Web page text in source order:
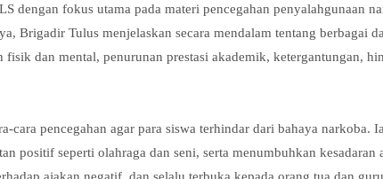
dengan fokus utama pada materi pencegahan penyalahgunaan
Brigadir Tulus menjelaskan secara mendalam tentang berbagai
dan mental, penurunan prestasi akademik, ketergantungan,
cara pencegahan agar para siswa terhindar dari bahaya narkoba. Ia
positif seperti olahraga dan seni, serta menumbuhkan kesadaran